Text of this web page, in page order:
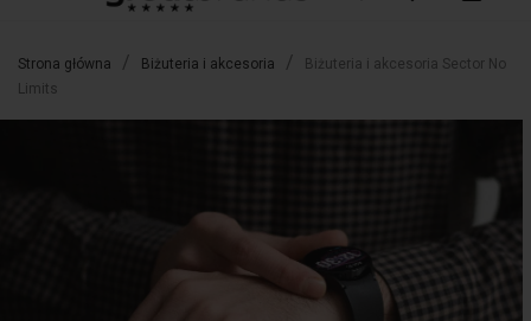
Strona główna Biżuteria i akcesoria
Biżuteria i akcesoria Sector No
Limits
favorite_border